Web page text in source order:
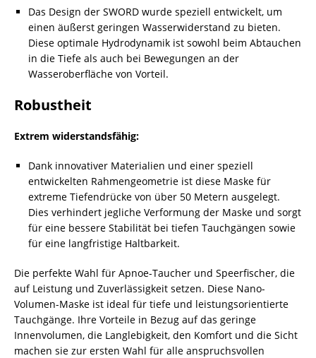
Das Design der SWORD wurde speziell entwickelt, um
einen äußerst geringen Wasserwiderstand zu bieten.
Diese optimale Hydrodynamik ist sowohl beim Abtauchen
in die Tiefe als auch bei Bewegungen an der
Wasseroberfläche von Vorteil.
Robustheit
Extrem widerstandsfähig:
Dank innovativer Materialien und einer speziell
entwickelten Rahmengeometrie ist diese Maske für
extreme Tiefendrücke von über 50 Metern ausgelegt.
Dies verhindert jegliche Verformung der Maske und sorgt
für eine bessere Stabilität bei tiefen Tauchgängen sowie
für eine langfristige Haltbarkeit.
Die perfekte Wahl für Apnoe-Taucher und Speerfischer, die
auf Leistung und Zuverlässigkeit setzen. Diese Nano-
Volumen-Maske ist ideal für tiefe und leistungsorientierte
Tauchgänge. Ihre Vorteile in Bezug auf das geringe
Innenvolumen, die Langlebigkeit, den Komfort und die Sicht
machen sie zur ersten Wahl für alle anspruchsvollen